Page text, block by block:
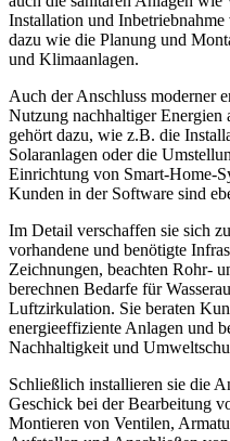
Installation und
dazu wie die Planung und
und Klimaanlagen.
Auch der Anschluss moderner
Nutzung nachhaltiger Energien
gehört dazu, wie z.B. die
Solaranlagen oder die
Einrichtung von Smart-Home-
Kunden in der Software sind
Im Detail verschaffen sie sich
vorhandene und benötigte
Zeichnungen, beachten Rohr-
berechnen Bedarfe für
Luftzirkulation. Sie beraten
energieeffiziente Anlagen und
Nachhaltigkeit und
Schließlich installieren sie die
Geschick bei der Bearbeitung
Montieren von Ventilen,